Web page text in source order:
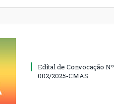
Edital de Convocação Nº
002/2025-CMAS